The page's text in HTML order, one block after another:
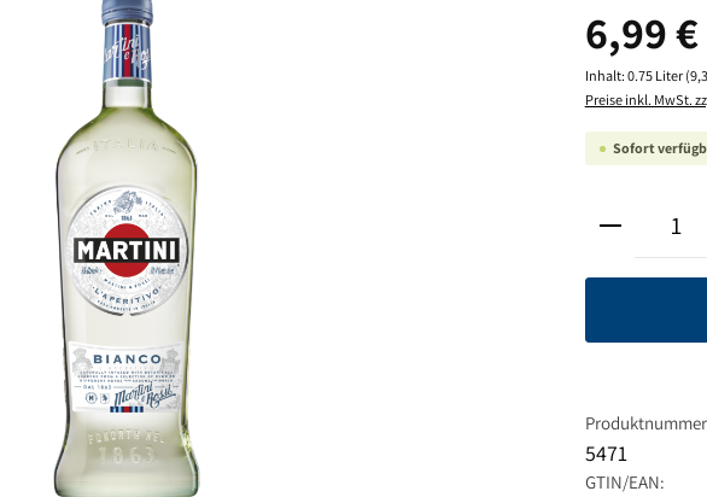
Regulärer
6,99 €
Inhalt:0.75 Liter
Preise inkl. MwSt.
Sofort
Produkt
5471
GTIN/EAN: